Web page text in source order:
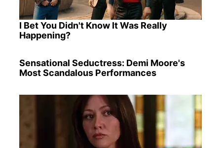
I Bet You Didn't Know It Was Really
Happening?
Sensational Seductress: Demi Moore's
Most Scandalous Performances